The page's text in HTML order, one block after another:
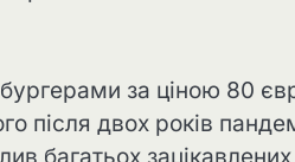
за ціною 80
після двох років
багатьох